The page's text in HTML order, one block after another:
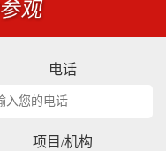
电话
项目/机构